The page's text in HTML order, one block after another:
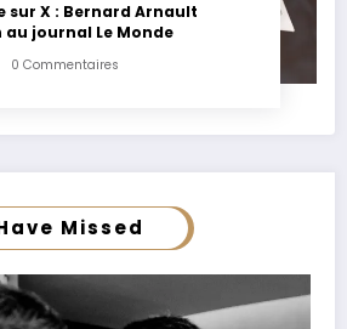
sur X : Bernard Arnault
journal Le Monde
0 Commentaires
Missed